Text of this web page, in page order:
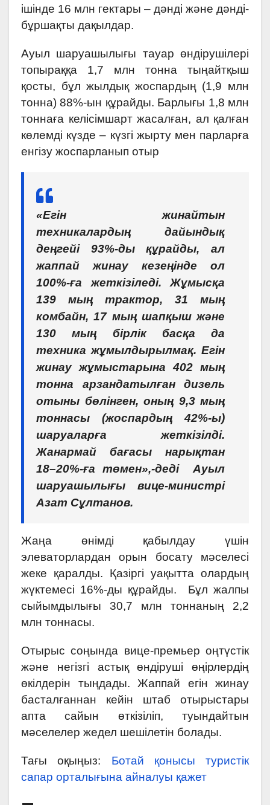
ішінде 16 млн гектары – дәнді және дәнді-
бұршақты дақылдар.
Ауыл шаруашылығы тауар өндірушілері
топыраққа 1,7 млн тонна тыңайтқыш
қосты, бұл жылдық жоспардың (1,9 млн
тонна) 88%-ын құрайды. Барлығы 1,8 млн
тоннаға келісімшарт жасалған, ал қалған
көлемді күзде – күзгі жырту мен парларға
енгізу жоспарланып отыр
«Егін жинайтын
техникалардың дайындық
деңгейі 93%-ды құрайды, ал
жаппай жинау кезеңінде ол
100%-ға жеткізіледі. Жұмысқа
139 мың трактор, 31 мың
комбайн, 17 мың шапқыш және
130 мың бірлік басқа да
техника жұмылдырылмақ. Егін
жинау жұмыстарына 402 мың
тонна арзандатылған дизель
отыны бөлінген, оның 9,3 мың
тоннасы (жоспардың 42%-ы)
шаруаларға жеткізілді.
Жанармай бағасы нарықтан
18–20%-ға төмен»,-деді Ауыл
шаруашылығы вице-министрі
Азат Сұлтанов.
Жаңа өнімді қабылдау үшін
элеваторлардан орын босату мәселесі
жеке қаралды. Қазіргі уақытта олардың
жүктемесі 16%-ды құрайды. Бұл жалпы
сыйымдылығы 30,7 млн тоннаның 2,2
млн тоннасы.
Отырыс соңында вице-премьер оңтүстік
және негізгі астық өндіруші өңірлердің
өкілдерін тыңдады. Жаппай егін жинау
басталғаннан кейін штаб отырыстары
апта сайын өткізіліп, туындайтын
мәселелер жедел шешілетін болады.
Тағы оқыңыз: Ботай қонысы туристік
сапар орталығына айналуы қажет